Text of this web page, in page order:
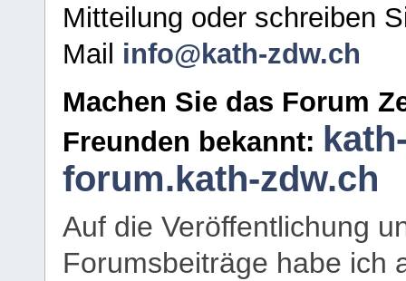
Mitteilung oder schreiben
Mail info@kath-zdw.ch
Machen Sie das Forum
Freunden bekannt:
forum.kath-zdw.ch
Auf die Veröffentlichung
Forumsbeiträge habe ich